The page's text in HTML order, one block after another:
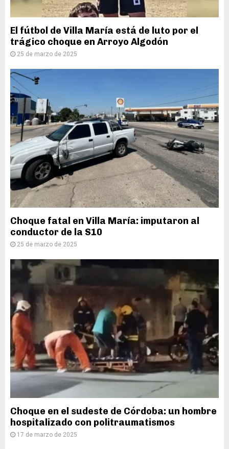
El fútbol de Villa María está de luto por el
trágico choque en Arroyo Algodón
25 de marzo de 2025
Choque fatal en Villa María: imputaron al
conductor de la S10
25 de marzo de 2025
Choque en el sudeste de Córdoba: un hombre
hospitalizado con politraumatismos
17 de marzo de 2025